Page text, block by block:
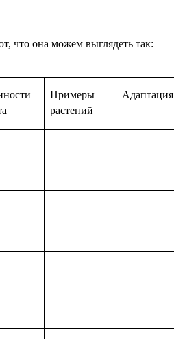
что она можем выглядеть так:
Примеры
растений
Адаптация